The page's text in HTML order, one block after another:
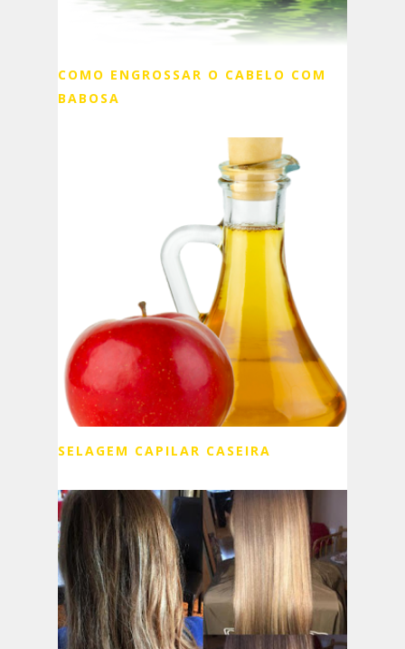
COMO ENGROSSAR O CABELO COM
BABOSA
SELAGEM CAPILAR CASEIRA